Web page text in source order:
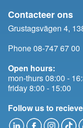
Contacteer ons
Grustagsvägen 4,
Phone 08-747 67 00
Open hours:
mon-thurs 08:00 -
friday 8:00 - 15:00
Follow us to